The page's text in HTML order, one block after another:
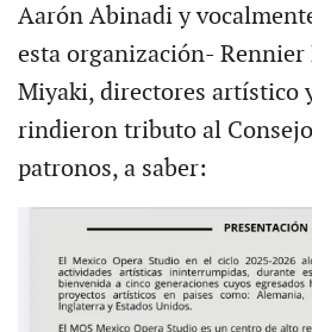
Aarón Abinadi y
esta organización-
Miyaki, directores artístico
rindieron tributo al
patronos, a saber: